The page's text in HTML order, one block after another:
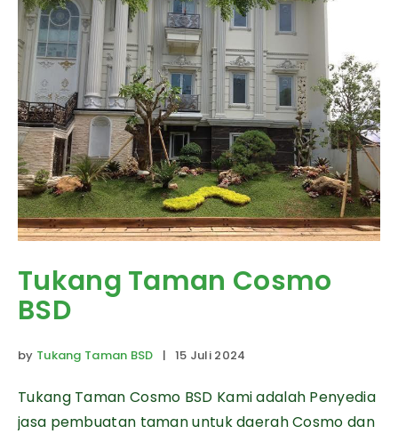
Tukang Taman Cosmo
BSD
by Tukang Taman BSD | 15 Juli 2024
Tukang Taman Cosmo BSD Kami adalah Penyedia
jasa pembuatan taman untuk daerah Cosmo dan